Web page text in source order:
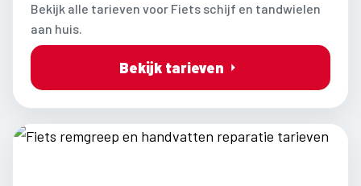
Bekijk alle tarieven voor Fiets schijf en tandwielen
aan huis.
Bekijk tarieven